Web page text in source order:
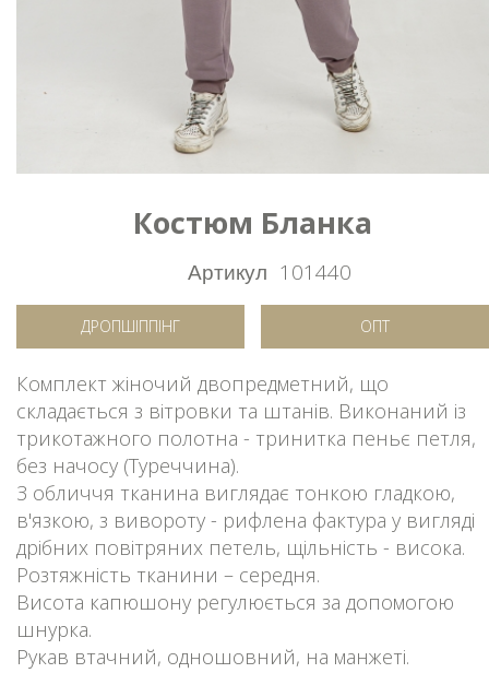
Костюм Бланка
Артикул 101440
ДРОПШІППІНГ ОПТ
Комплект жіночий двопредметний, що
складається з вітровки та штанів. Виконаний із
трикотажного полотна - тринитка пеньє петля,
без начосу (Туреччина).
З обличчя тканина виглядає тонкою гладкою,
в'язкою, з вивороту - рифлена фактура у вигляді
дрібних повітряних петель, щільність - висока.
Розтяжність тканини – середня.
Висота капюшону регулюється за допомогою
шнурка.
Рукав втачний, одношовний, на манжеті.